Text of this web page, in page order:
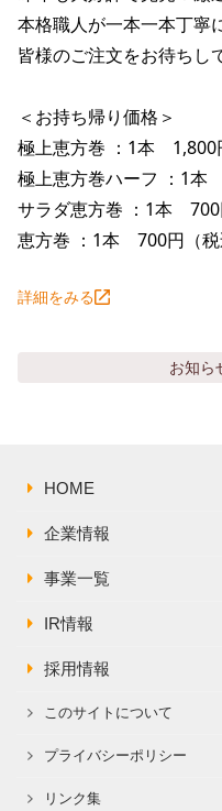
玉鋼
せんと
や台や
海老どて食堂
華花
業績推移
財政状況
株式情報
IRライブラリト
決算短信
決算説明資料
有価証券報告書
その他IR資料
IRカレンダー
株価情報
株主優待
IRお問い合わせ
IRお問い合わせ
ご意見・アンケー
プライバシーポリシ
サイトマップ
本格職人が一本一本丁寧
皆様のご注文をお待ちし
＜お持ち帰り価格＞
極上恵方巻 ：1本　1,800
極上恵方巻ハーフ ：1本
サラダ恵方巻 ：1本　700
恵方巻 ：1本　700円（税
詳細をみる
お知ら
HOME
企業情報
事業一覧
IR情報
採用情報
このサイトについて
プライバシーポリシー
リンク集